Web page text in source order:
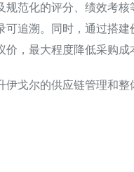
范化的评分、绩效考
追溯。同时，通过搭
，最大程度降低采购成
戈尔的供应链管理和